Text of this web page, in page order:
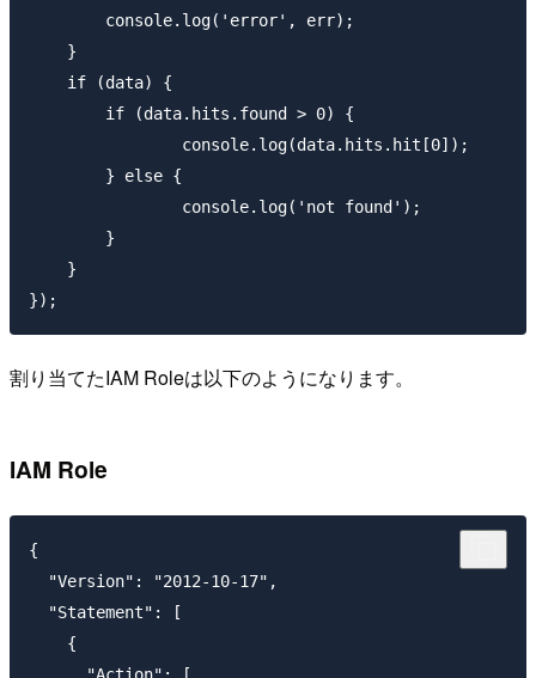
        console.log('error', err);
    }
    if (data) {
        if (data.hits.found > 0) {
    }
割り当てたIAM Roleは以下のようになります。
IAM Role
{
  "Version": "2012-10-17",
  "Statement": [
    {
      "Action": [